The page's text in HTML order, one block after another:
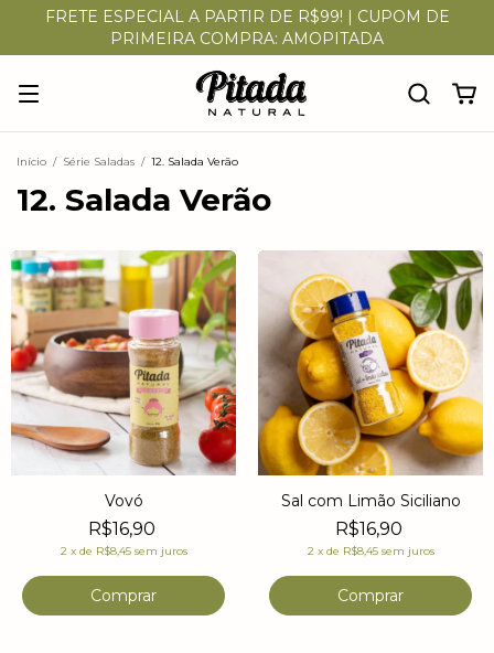
FRETE ESPECIAL A PARTIR DE R$99! | CUPOM DE
PRIMEIRA COMPRA: AMOPITADA
Início / Série Saladas / 12. Salada Verão
12. Salada Verão
Vovó
R$16,90
2 x de R$8,45 sem juros
Sal com Limão Siciliano
R$16,90
2 x de R$8,45 sem juros